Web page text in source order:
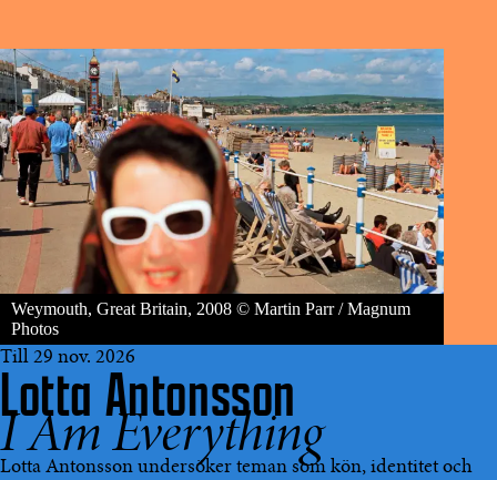
Weymouth, Great Britain, 2008 © Martin Parr / Magnum
Photos
Till 29 nov. 2026
Lotta Antonsson
I Am Everything
Lotta Antonsson undersöker teman som kön, identitet och